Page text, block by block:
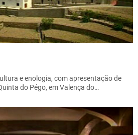
e enologia, com apresentação de
do Pégo, em Valença do…